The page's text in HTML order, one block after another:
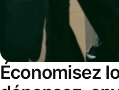
Économisez